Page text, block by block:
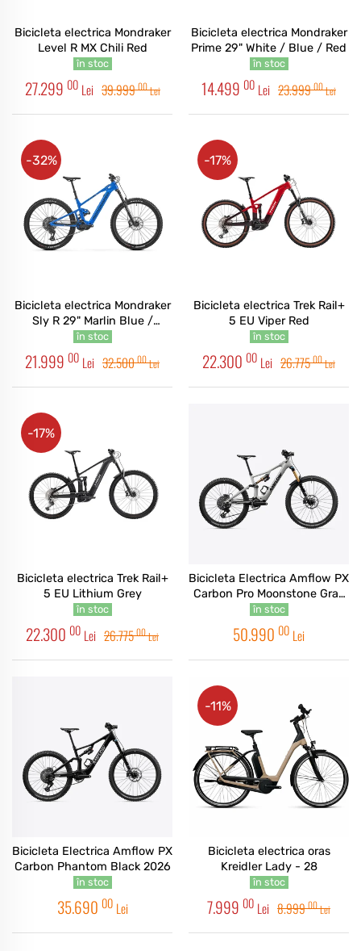
Bicicleta electrica Mondraker
Level R MX Chili Red
în stoc
27.299 00 Lei 39.99900Lei
Bicicleta electrica Mondraker
Prime 29" White / Blue / Red
în stoc
14.499 00 Lei 23.99900Lei
Bicicleta electrica Mondraker
Sly R 29" Marlin Blue /
Racing Silver / Obsidian Grey
în stoc
21.999 00 Lei 32.50000Lei
-32%
Bicicleta electrica Trek Rail+
5 EU Viper Red
în stoc
22.300 00 Lei 26.77500Lei
-17%
Bicicleta electrica Trek Rail+
5 EU Lithium Grey
în stoc
22.300 00 Lei 26.77500Lei
-17%
Bicicleta Electrica Amflow PX
Carbon Pro Moonstone Gray
2026
în stoc
50.990 00 Lei
Bicicleta Electrica Amflow PX
Carbon Phantom Black 2026
în stoc
35.690 00 Lei
Bicicleta electrica oras
Kreidler Lady - 28
în stoc
7.999 00 Lei 8.99900Lei
-11%